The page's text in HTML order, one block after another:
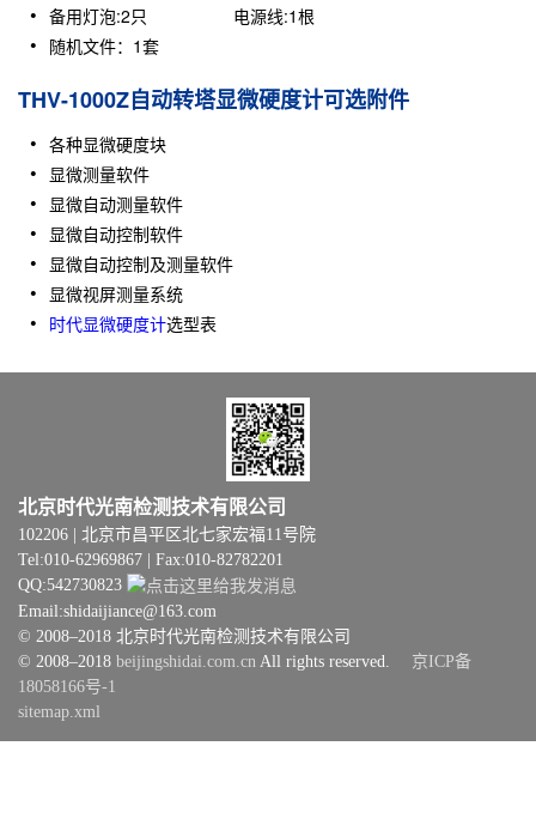
备用灯泡:2只 电源线:1根
随机文件：1套
THV-1000Z自动转塔显微硬度计可选附件
各种显微硬度块
显微测量软件
显微自动测量软件
显微自动控制软件
显微自动控制及测量软件
显微视屏测量系统
时代显微硬度计选型表
北京时代光南检测技术有限公司
102206 | 北京市昌平区北七家宏福11号院
Tel:010-62969867 | Fax:010-82782201
QQ:542730823
Email:shidaijiance@163.com
© 2008–2018 北京时代光南检测技术有限公司
© 2008–2018 beijingshidai.com.cn All rights reserved. 京ICP备
18058166号-1
sitemap.xml